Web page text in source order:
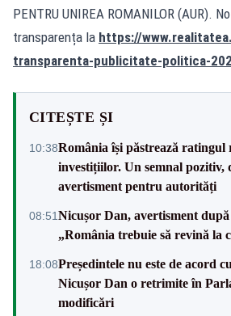
PENTRU UNIREA ROMANILOR (AUR).
transparența la https://
transparenta-publicitate-politica-
CITEȘTE ȘI
10:38România își păstrează ratingul
investițiilor. Un semnal pozitiv,
avertisment pentru autorități
08:51Nicușor Dan, avertisment după
„România trebuie să revină la
18:08Președintele nu este de acord
Nicușor Dan o retrimite în
modificări